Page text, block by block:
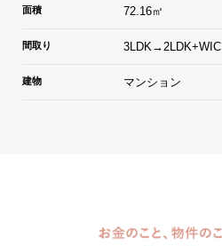
面積 72.16㎡
間取り 3LDK→2LDK+WIC
建物 マンション